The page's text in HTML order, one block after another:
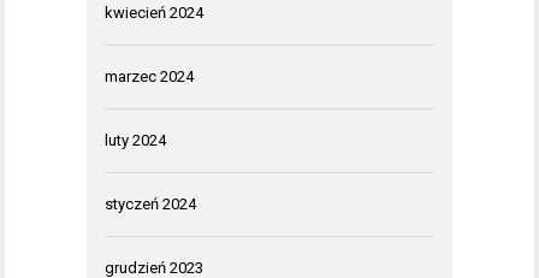
kwiecień 2024
marzec 2024
luty 2024
styczeń 2024
grudzień 2023